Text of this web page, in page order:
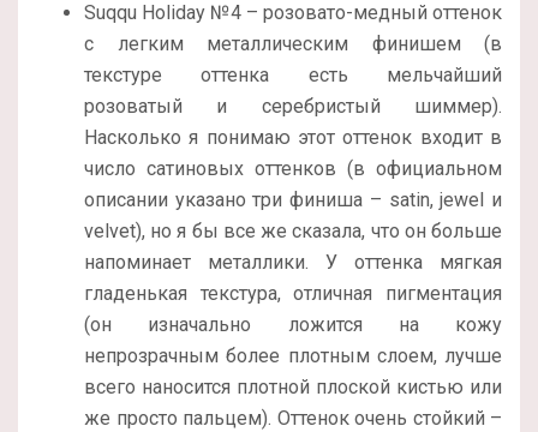
Suqqu Holiday №4 – розовато-медный оттенок
с легким металлическим финишем (в
текстуре оттенка есть мельчайший
розоватый и серебристый шиммер).
Насколько я понимаю этот оттенок входит в
число сатиновых оттенков (в официальном
описании указано три финиша – satin, jewel и
velvet), но я бы все же сказала, что он больше
напоминает металлики. У оттенка мягкая
гладенькая текстура, отличная пигментация
(он изначально ложится на кожу
непрозрачным более плотным слоем, лучше
всего наносится плотной плоской кистью или
же просто пальцем). Оттенок очень стойкий –